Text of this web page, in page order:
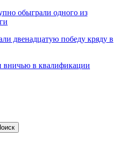
обыграли одного из
двенадцатую победу кряду в
в квалификации